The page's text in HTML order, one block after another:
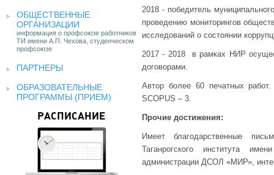
ОБЩЕСТВЕННЫЕ
ОРГАНИЗАЦИИ
информация о профсоюзе работников
ТИ имени А.П. Чехова, студенческом
профсоюзе
ПАРТНЕРЫ
ОБРАЗОВАТЕЛЬНЫЕ
ПРОГРАММЫ (ПРИЕМ)
РАСПИСАНИЕ
2018 - победитель
проведению мониторингов
исследований о состоянии
2017 - 2018 в рамках НИР
договорами.
Автор более 60 печатных
SCOPUS – 3.
Прочие достижения:
Имеет благодарственные
Таганрогского института
администрации ДСОЛ «МИР»,